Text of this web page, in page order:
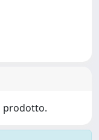
prodotto.